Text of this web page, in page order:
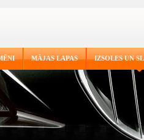
MĀJAS LAPAS IZSOLES UN